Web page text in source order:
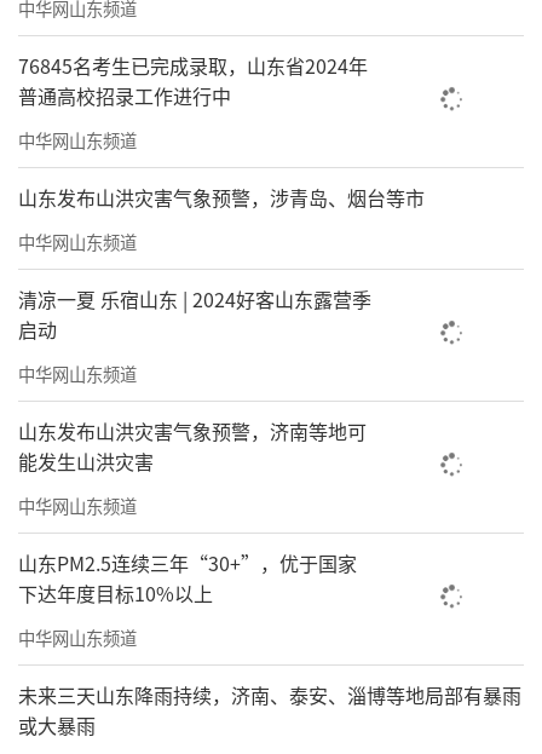
中华网山东频道
76845名考生已完成录取，山东省2024年
普通高校招录工作进行中
中华网山东频道
山东发布山洪灾害气象预警，涉青岛、烟台等市
中华网山东频道
清凉一夏 乐宿山东 | 2024好客山东露营季
启动
中华网山东频道
山东发布山洪灾害气象预警，济南等地可
能发生山洪灾害
中华网山东频道
山东PM2.5连续三年“30+”，优于国家
下达年度目标10%以上
中华网山东频道
未来三天山东降雨持续，济南、泰安、淄博等地局部有暴雨
或大暴雨